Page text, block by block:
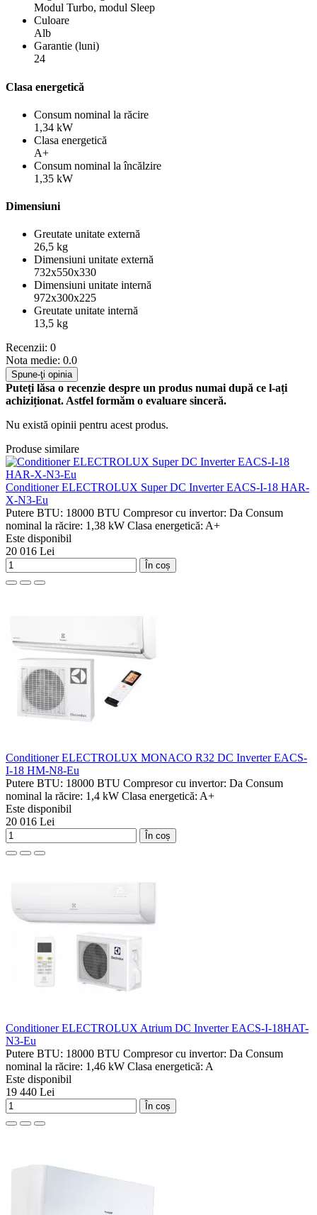
Modul Turbo, modul Sleep
Culoare
Alb
Garantie (luni)
24
Clasa energetică
Consum nominal la răcire
1,34 kW
Clasa energetică
A+
Consum nominal la încălzire
1,35 kW
Dimensiuni
Greutate unitate externă
26,5 kg
Dimensiuni unitate externă
732x550x330
Dimensiuni unitate internă
972x300x225
Greutate unitate internă
13,5 kg
Recenzii: 0
Nota medie: 0.0
Spune-ţi opinia
Puteți lăsa o recenzie despre un produs numai după ce l-ați
achiziționat. Astfel formăm o evaluare sinceră.
Nu există opinii pentru acest produs.
Produse similare
Conditioner ELECTROLUX Super DC Inverter EACS-I-18 HAR-
X-N3-Eu
Putere BTU: 18000 BTU Compresor cu invertor: Da Consum
nominal la răcire: 1,38 kW Clasa energetică: A+
Este disponibil
20 016 Lei
În coș
Conditioner ELECTROLUX MONACO R32 DC Inverter EACS-
I-18 HM-N8-Eu
Putere BTU: 18000 BTU Compresor cu invertor: Da Consum
nominal la răcire: 1,4 kW Clasa energetică: A+
Este disponibil
20 016 Lei
În coș
Conditioner ELECTROLUX Atrium DC Inverter EACS-I-18HAT-
N3-Eu
Putere BTU: 18000 BTU Compresor cu invertor: Da Consum
nominal la răcire: 1,46 kW Clasa energetică: A
Este disponibil
19 440 Lei
În coș